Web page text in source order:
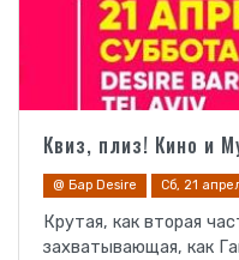
Квиз, плиз! Кино и
@ Бар Desire Сб, 21
Крутая, как вторая
захватывающая, как